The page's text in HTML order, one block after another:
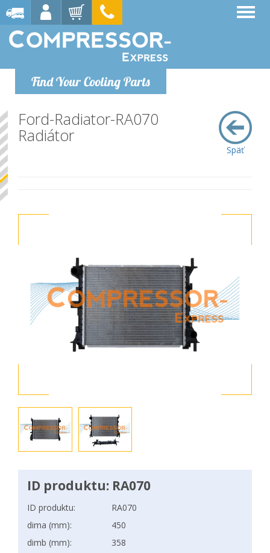
Find Your Cooling Parts
Späť
Ford-Radiator-RA070
Radiátor
ID produktu: RA070
ID produktu:
RA070
dima (mm):
450
dimb (mm):
358